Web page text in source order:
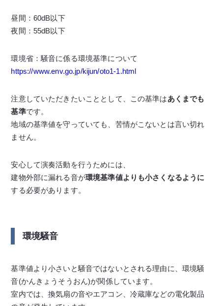
昼間：60dB以下
夜間：55dB以下
環境省：騒音に係る環境基準について
https://www.env.go.jp/kijun/oto1-1.html
注意していただきたいこととして、この基準はあくまでも
基準です。
地域の基準値を守っていても、苦情がこないとは言い切れ
ません。
安心して演奏活動を行うためには、
建物外部に漏れる音が環境基準値よりも小さくなるように
する必要があります。
環境騒音
基準値より小さいと騒音ではないとされる理由に、環境騒
音(かんきょうそうおん)が関係しています。
室内では、換気扇の音やエアコン、冷蔵庫などの電化製品